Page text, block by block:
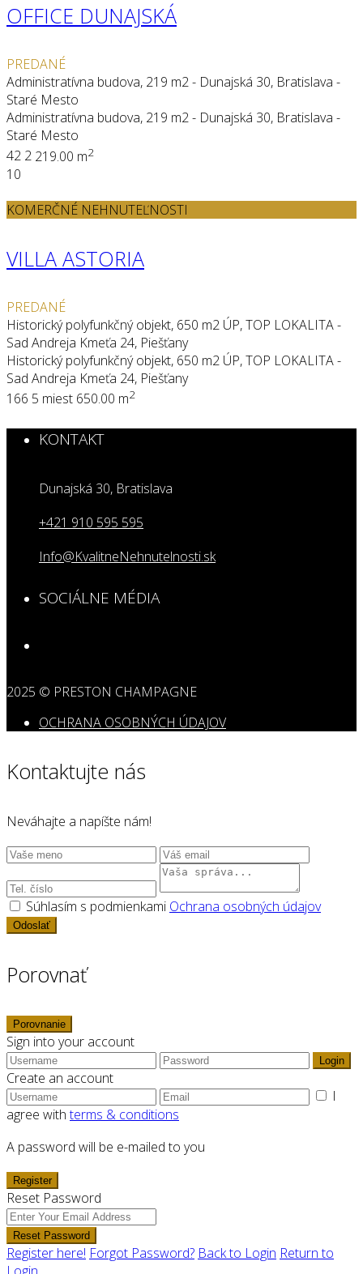
OFFICE DUNAJSKÁ
PREDANÉ
Administratívna budova, 219 m2 - Dunajská 30, Bratislava -
Staré Mesto
Administratívna budova, 219 m2 - Dunajská 30, Bratislava -
Staré Mesto
42 2 219.00 m2
10
KOMERČNÉ NEHNUTEĽNOSTI
VILLA ASTORIA
PREDANÉ
Historický polyfunkčný objekt, 650 m2 ÚP, TOP LOKALITA -
Sad Andreja Kmeťa 24, Piešťany
Historický polyfunkčný objekt, 650 m2 ÚP, TOP LOKALITA -
Sad Andreja Kmeťa 24, Piešťany
166 5 miest 650.00 m2
KONTAKT
Dunajská 30, Bratislava
+421 910 595 595
Info@KvalitneNehnutelnosti.sk
SOCIÁLNE MÉDIA
2025 © PRESTON CHAMPAGNE
OCHRANA OSOBNÝCH ÚDAJOV
Kontaktujte nás
Neváhajte a napíšte nám!
Súhlasím s podmienkami Ochrana osobných údajov
Odoslať
Porovnať
Porovnanie
Sign into your account
Login
Create an account
I
agree withterms & conditions
A password will be e-mailed to you
Register
Reset Password
Reset Password
Register here! Forgot Password? Back to Login Return to